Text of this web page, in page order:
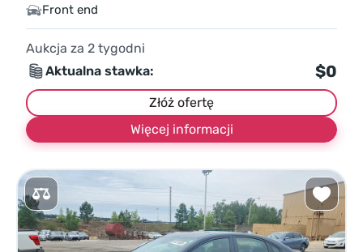
Front end
Aukcja za 2 tygodni
Aktualna stawka:
$0
Złóż ofertę
Więcej informacji